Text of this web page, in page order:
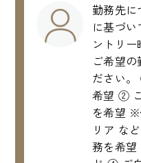
勤務先に
に基づ
ントリ
ご希望
ださい
希望 ②
を希望 ※
リア な
務を希